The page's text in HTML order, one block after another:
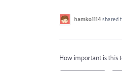
hamko1114 shared
How important is this